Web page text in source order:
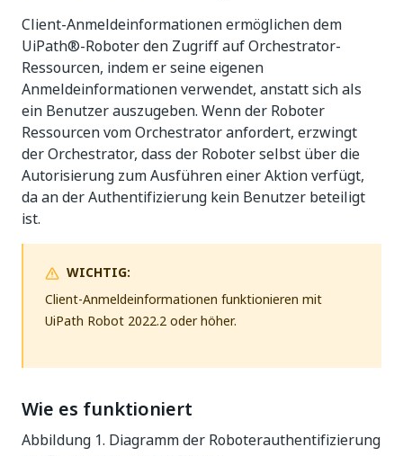
Client-Anmeldeinformationen ermöglichen dem
UiPath®-Roboter den Zugriff auf Orchestrator-
Ressourcen, indem er seine eigenen
Anmeldeinformationen verwendet, anstatt sich als
ein Benutzer auszugeben. Wenn der Roboter
Ressourcen vom Orchestrator anfordert, erzwingt
der Orchestrator, dass der Roboter selbst über die
Autorisierung zum Ausführen einer Aktion verfügt,
da an der Authentifizierung kein Benutzer beteiligt
ist.
WICHTIG:
Client-Anmeldeinformationen funktionieren mit
UiPath Robot 2022.2 oder höher.
Wie es funktioniert
Abbildung 1. Diagramm der Roboterauthentifizierung